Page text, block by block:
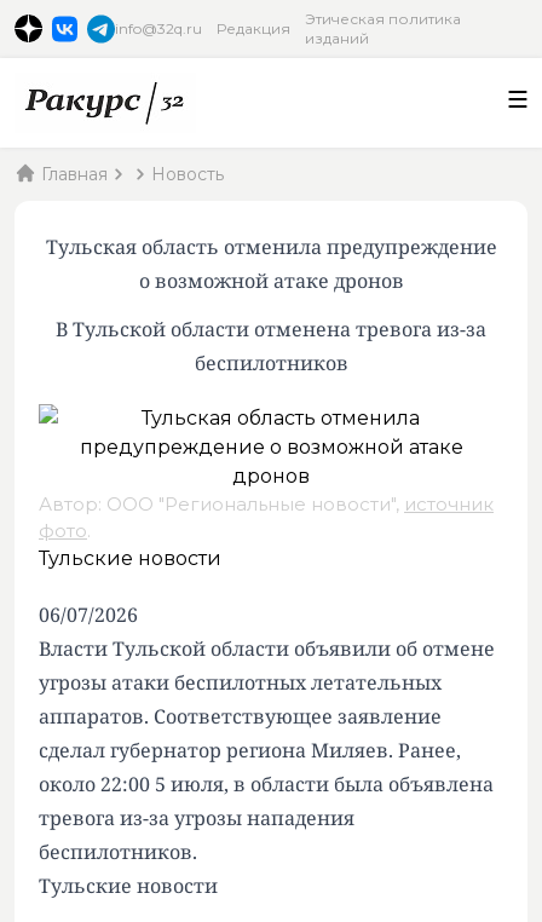
info@32q.ru Редакция
Этическая политика
изданий
Главная Новость
Тульская область отменила предупреждение
о возможной атаке дронов
В Тульской области отменена тревога из-за
беспилотников
Автор: ООО "Региональные новости", источник
фото.
Тульские новости
06/07/2026
Власти Тульской области объявили об отмене
угрозы атаки беспилотных летательных
аппаратов. Соответствующее заявление
сделал губернатор региона Миляев. Ранее,
около 22:00 5 июля, в области была объявлена
тревога из-за угрозы нападения
беспилотников.
Тульские новости